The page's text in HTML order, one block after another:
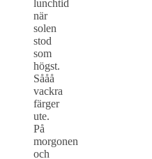
lunchtid
när
solen
stod
som
högst.
Sååå
vackra
färger
ute.
På
morgonen
och